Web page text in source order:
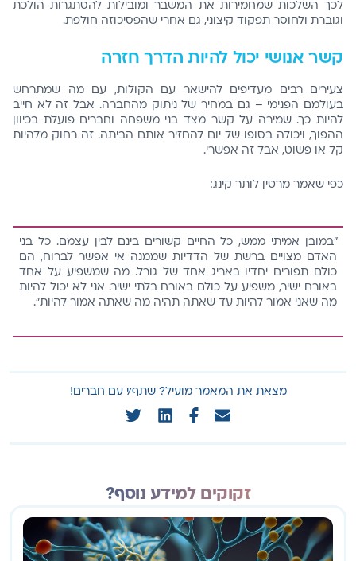
לכך השלכות שמחמירות את המשבר ומובילות להסתגרות הולכת
וגוברת ולחוסר תפקוד קיצוני, גם אחרי שהפסיכוזה חולפת.
קשר אנושי יכול להיות הדרך חזרה
צעירים רבים מעדיפים להישאר עם הקולות, עם מה שמתרחש
בעולמם הפנימי – גם במחיר של ניתוק מהחברה. אבל זה לא חייב
להיות כך. שמירה על קשר מצד בני משפחה וחברים פועלת בכיוון
ההפוך, ויכולה בסופו של יום להחזיר אותם הביתה. זה רחוק מלהיות
קל או פשוט, אבל זה אפשרי.
כפי שאמר מרטין לותר קינג:
"במובן אמיתי ממש, כל החיים קשורים בינם לבין עצמם. כל בני
האדם מצויים ברשת של הדדיות שממנה אי אפשר לברוח, הם
כולם תפורים יחדיו באריג אחד של גורל. מה שמשפיע על אחד
באורח ישיר, משפיע על כולם באורח בלתי ישיר. אני לא יכול להיות
מה שאני אמור להיות עד שאתה תהיה מה שאתה אמור להיות".
שיתוף המאמר
מצאת את המאמר מועיל? שתף/י עם חברים!
זקוקים למידע נוסף?